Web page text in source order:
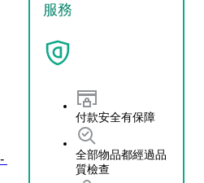
服務
付款安全有保障
全部物品都經過品
質檢查